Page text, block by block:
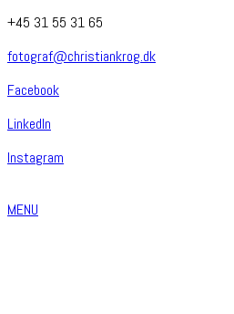
+45 31 55 31 65
fotograf@christiankrog.dk
Facebook
Linkedln
Instagram
MENU